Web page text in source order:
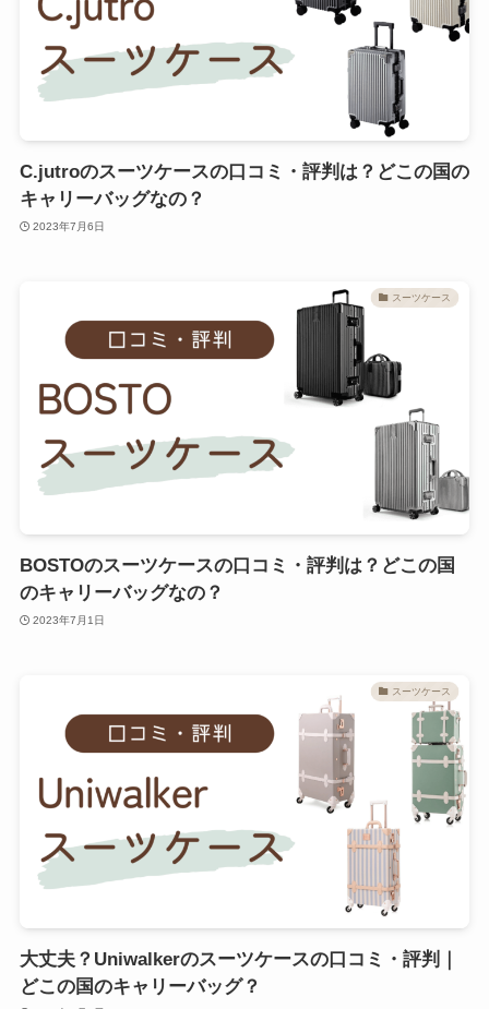
C.jutroのスーツケースの口コミ・評判は？どこの国の
キャリーバッグなの？
2023年7月6日
スーツケース
BOSTOのスーツケースの口コミ・評判は？どこの国
のキャリーバッグなの？
2023年7月1日
スーツケース
大丈夫？Uniwalkerのスーツケースの口コミ・評判｜
どこの国のキャリーバッグ？